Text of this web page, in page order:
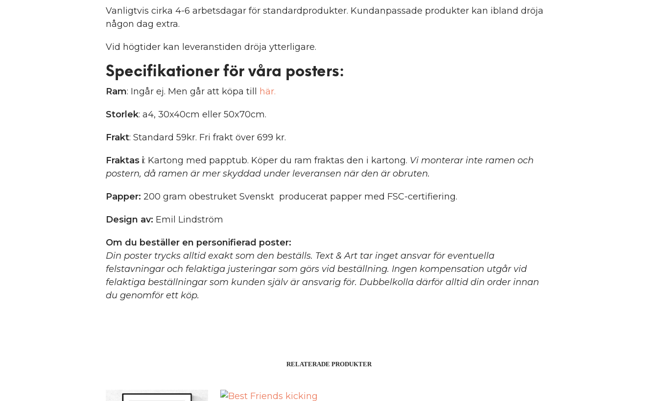
Vanligtvis cirka 4-6 arbetsdagar för standardprodukter. Kundanpassade produkter kan ibland dröja
någon dag extra.
Vid högtider kan leveranstiden dröja ytterligare.
Specifikationer för våra posters:
Ram: Ingår ej. Men går att köpa till här.
Storlek: a4, 30x40cm eller 50x70cm.
Frakt: Standard 59kr. Fri frakt över 699 kr.
Fraktas i: Kartong med papptub. Köper du ram fraktas den i kartong. Vi monterar inte ramen och
postern, då ramen är mer skyddad under leveransen när den är obruten.
Papper: 200 gram obestruket Svenskt producerat papper med FSC-certifiering.
Design av: Emil Lindström
Om du beställer en personifierad poster:
Din poster trycks alltid exakt som den beställs. Text & Art tar inget ansvar för eventuella
felstavningar och felaktiga justeringar som görs vid beställning. Ingen kompensation utgår vid
felaktiga beställningar som kunden själv är ansvarig för. Dubbelkolla därför alltid din order innan
du genomför ett köp.
RELATERADE PRODUKTER